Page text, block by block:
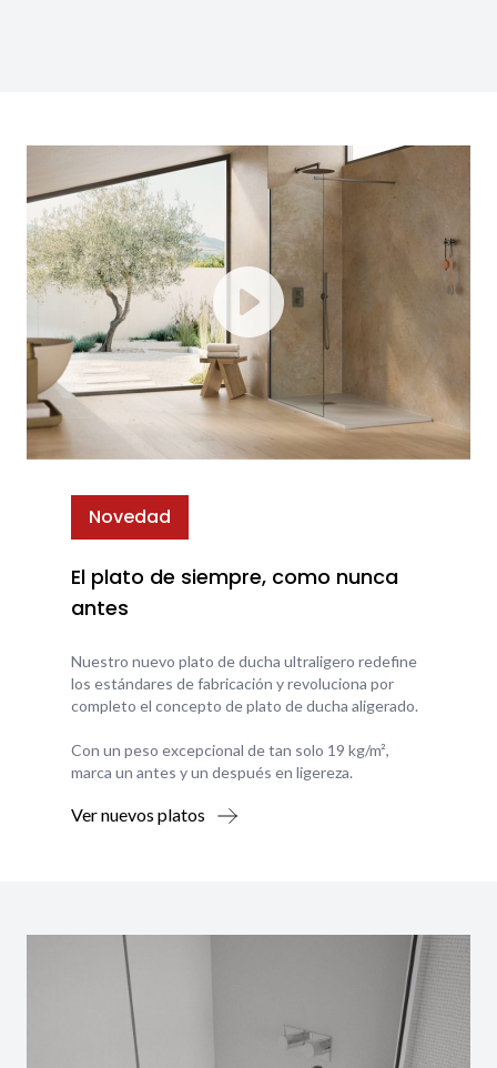
Novedad
El plato de siempre, como nunca
antes
Nuestro nuevo plato de ducha ultraligero redefine
los estándares de fabricación y revoluciona por
completo el concepto de plato de ducha aligerado.
Con un peso excepcional de tan solo 19 kg/m²,
marca un antes y un después en ligereza.
Ver nuevos platos